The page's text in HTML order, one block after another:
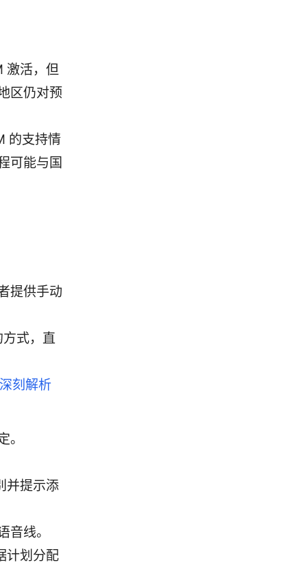
激活，但
区仍对预
的支持情
可能与国
提供手动
方式，直
刻解析
并提示添
线。
计划分配